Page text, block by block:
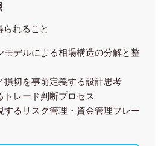
られること
モデルによる相場構造の分解と整
損切を事前定義する設計思考
トレード判断プロセス
するリスク管理・資金管理フレー